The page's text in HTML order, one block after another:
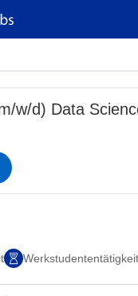
w/d) Data
Werkstudententätigkeit